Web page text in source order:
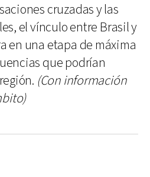
cruzadas y las
el vínculo entre Brasil y
en una etapa de máxima
que podrían
(Con información